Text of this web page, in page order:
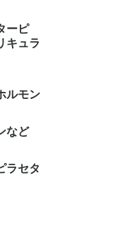
ーピ
キュラ
ルモン
など
ラセタ